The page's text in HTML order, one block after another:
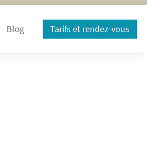
Blog Tarifs et rendez-vous